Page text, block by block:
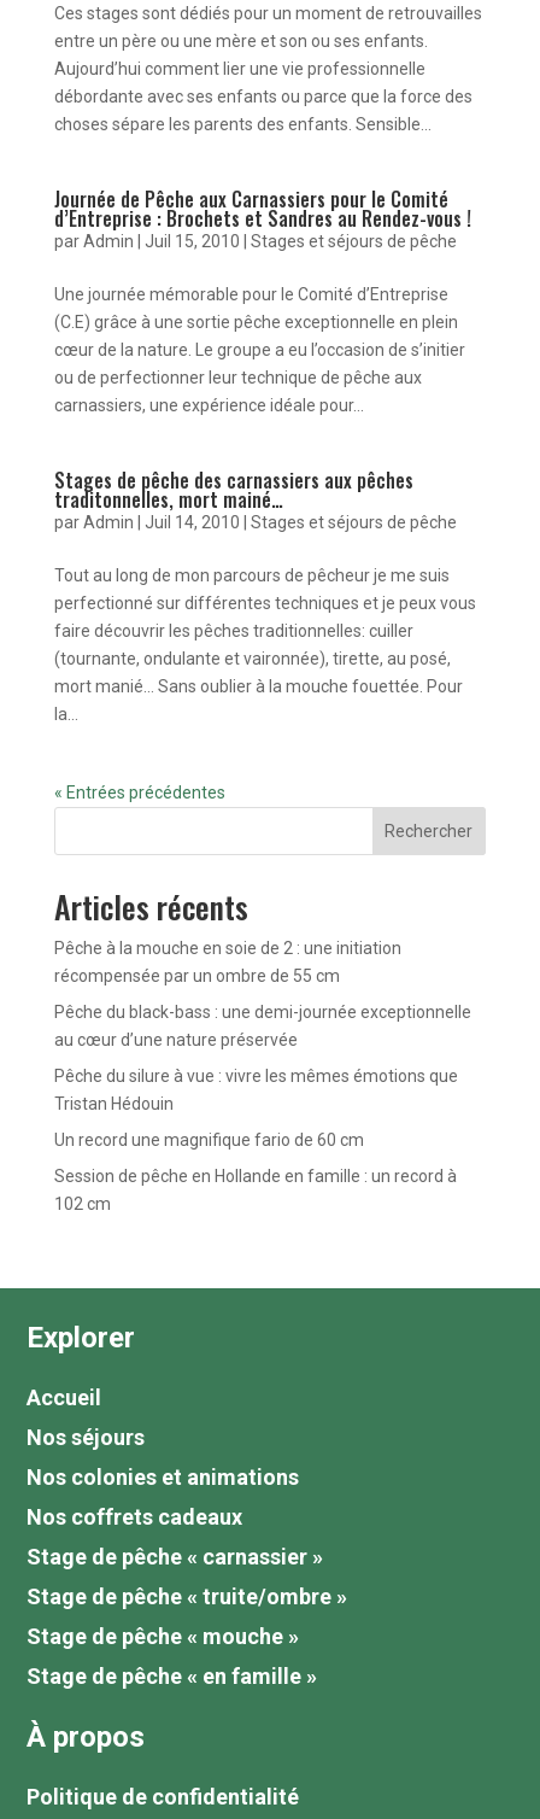
Ces stages sont dédiés pour un moment de retrouvailles
entre un père ou une mère et son ou ses enfants.
Aujourd’hui comment lier une vie professionnelle
débordante avec ses enfants ou parce que la force des
choses sépare les parents des enfants. Sensible...
Journée de Pêche aux Carnassiers pour le Comité
d’Entreprise : Brochets et Sandres au Rendez-vous !
parAdmin Juil 15, 2010 Stages et séjours de pêche
Une journée mémorable pour le Comité d’Entreprise
(C.E) grâce à une sortie pêche exceptionnelle en plein
cœur de la nature. Le groupe a eu l’occasion de s’initier
ou de perfectionner leur technique de pêche aux
carnassiers, une expérience idéale pour...
Stages de pêche des carnassiers aux pêches
traditonnelles, mort mainé…
parAdmin Juil 14, 2010 Stages et séjours de pêche
Tout au long de mon parcours de pêcheur je me suis
perfectionné sur différentes techniques et je peux vous
faire découvrir les pêches traditionnelles: cuiller
(tournante, ondulante et vaironnée), tirette, au posé,
mort manié… Sans oublier à la mouche fouettée. Pour
la...
« Entrées précédentes
Rechercher
Articles récents
Pêche à la mouche en soie de 2 : une initiation
récompensée par un ombre de 55 cm
Pêche du black-bass : une demi-journée exceptionnelle
au cœur d’une nature préservée
Pêche du silure à vue : vivre les mêmes émotions que
Tristan Hédouin
Un record une magnifique fario de 60 cm
Session de pêche en Hollande en famille : un record à
102 cm
Explorer
Accueil
Nos séjours
Nos colonies et animations
Nos coffrets cadeaux
Stage de pêche « carnassier »
Stage de pêche « truite/ombre »
Stage de pêche « mouche »
Stage de pêche « en famille »
À propos
Politique de confidentialité